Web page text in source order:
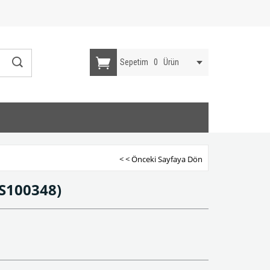
Sepetim 0 Ürün
< < Önceki Sayfaya Dön